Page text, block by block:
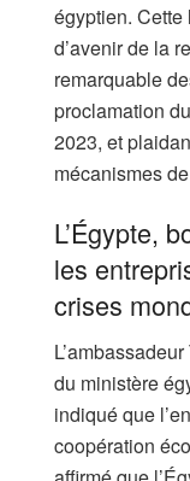
égyptien. Cette
d’avenir de la
remarquable
proclamation
2023, et
mécanismes
L’Égypte,
les
crises
du ministère
indiqué que
coopération